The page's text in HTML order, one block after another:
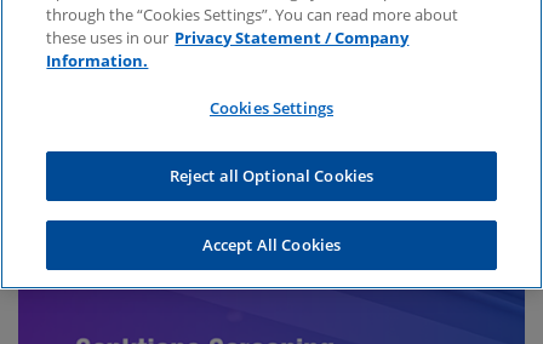
für
Zahlungsdienstleister
Jetzt Fachartikel lesen.
through the “Cookies Settings”. You can read more about
these uses in our Privacy Statement / Company
Information.
Cookies Settings
Reject all Optional Cookies
Accept All Cookies